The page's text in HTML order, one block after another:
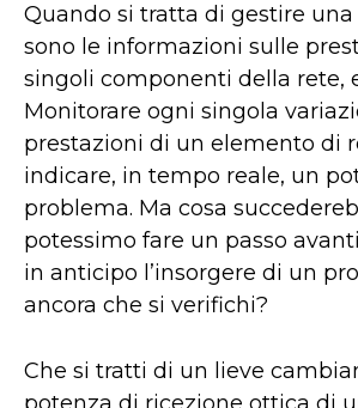
Quando si tratta di gestire
sono le informazioni sulle
singoli componenti della rete,
Monitorare ogni singola
prestazioni di un elemento di
indicare, in tempo reale, un
problema. Ma cosa
potessimo fare un passo
in anticipo l’insorgere di un
ancora che si verifichi?
Che si tratti di un lieve